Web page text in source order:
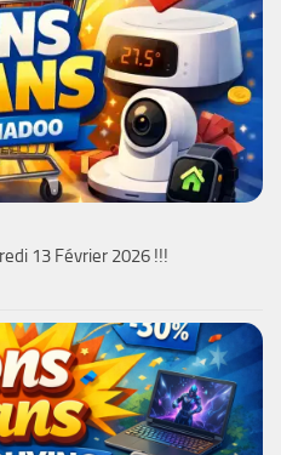
13 Février 2026 !!!